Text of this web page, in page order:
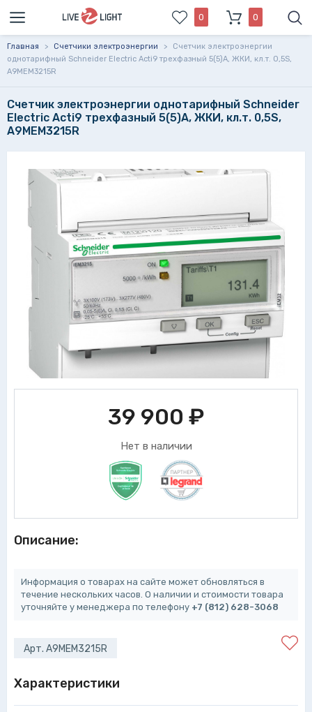
0 0
Главная > Счетчики электроэнергии >
Счетчик электроэнергии
однотарифный Schneider Electric Acti9 трехфазный 5(5)А, ЖКИ, кл.т. 0,5S,
A9MEM3215R
Счетчик электроэнергии однотарифный Schneider
Electric Acti9 трехфазный 5(5)А, ЖКИ, кл.т. 0,5S,
A9MEM3215R
39 900 ₽
Нет в наличии
Описание:
Информация о товарах на сайте может обновляться в
течение нескольких часов. О наличии и стоимости товара
уточняйте у менеджера по телефону +7 (812) 628-3068
Арт. A9MEM3215R
Характеристики